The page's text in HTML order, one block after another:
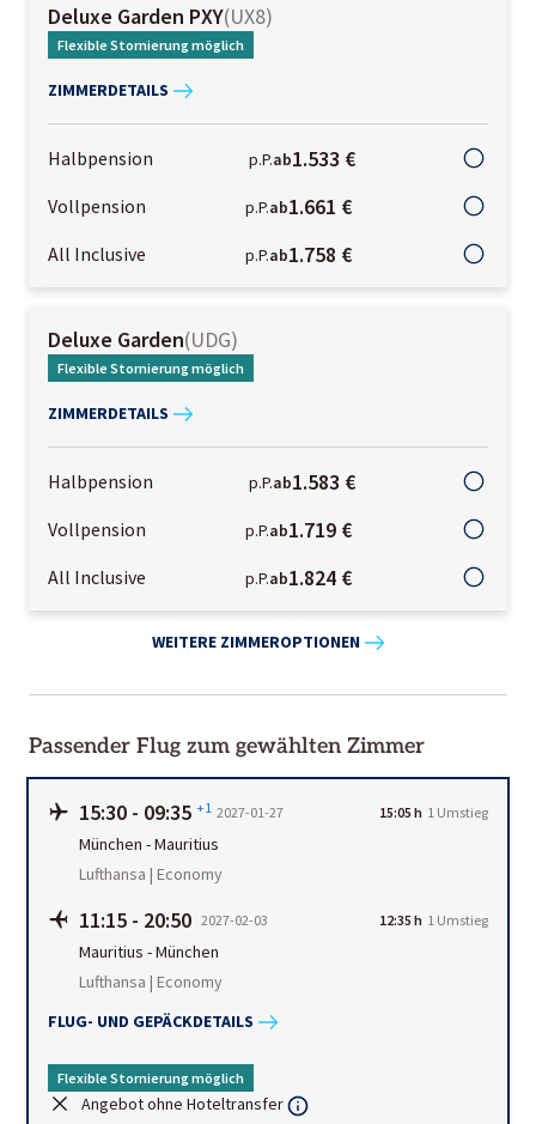
Deluxe Garden PXY(UX8)
Flexible Stornierung möglich
ZIMMERDETAILS
Halbpension p.P.ab1.533 €
Vollpension p.P.ab1.661 €
All Inclusive p.P.ab1.758 €
Deluxe Garden(UDG)
Flexible Stornierung möglich
ZIMMERDETAILS
Halbpension p.P.ab1.583 €
Vollpension p.P.ab1.719 €
All Inclusive p.P.ab1.824 €
WEITERE ZIMMEROPTIONEN
Passender Flug zum gewählten Zimmer
15:30 - 09:35 +1 2027-01-27 15:05 h 1 Umstieg
München -Mauritius
Lufthansa | Economy
11:15 - 20:50 2027-02-03 12:35 h 1 Umstieg
Mauritius -München
Lufthansa | Economy
FLUG- UND GEPÄCKDETAILS
Flexible Stornierung möglich
Angebot ohne Hoteltransfer